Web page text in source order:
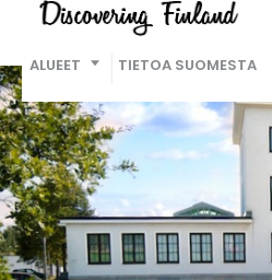
ALUEET TIETOA SUOMESTA